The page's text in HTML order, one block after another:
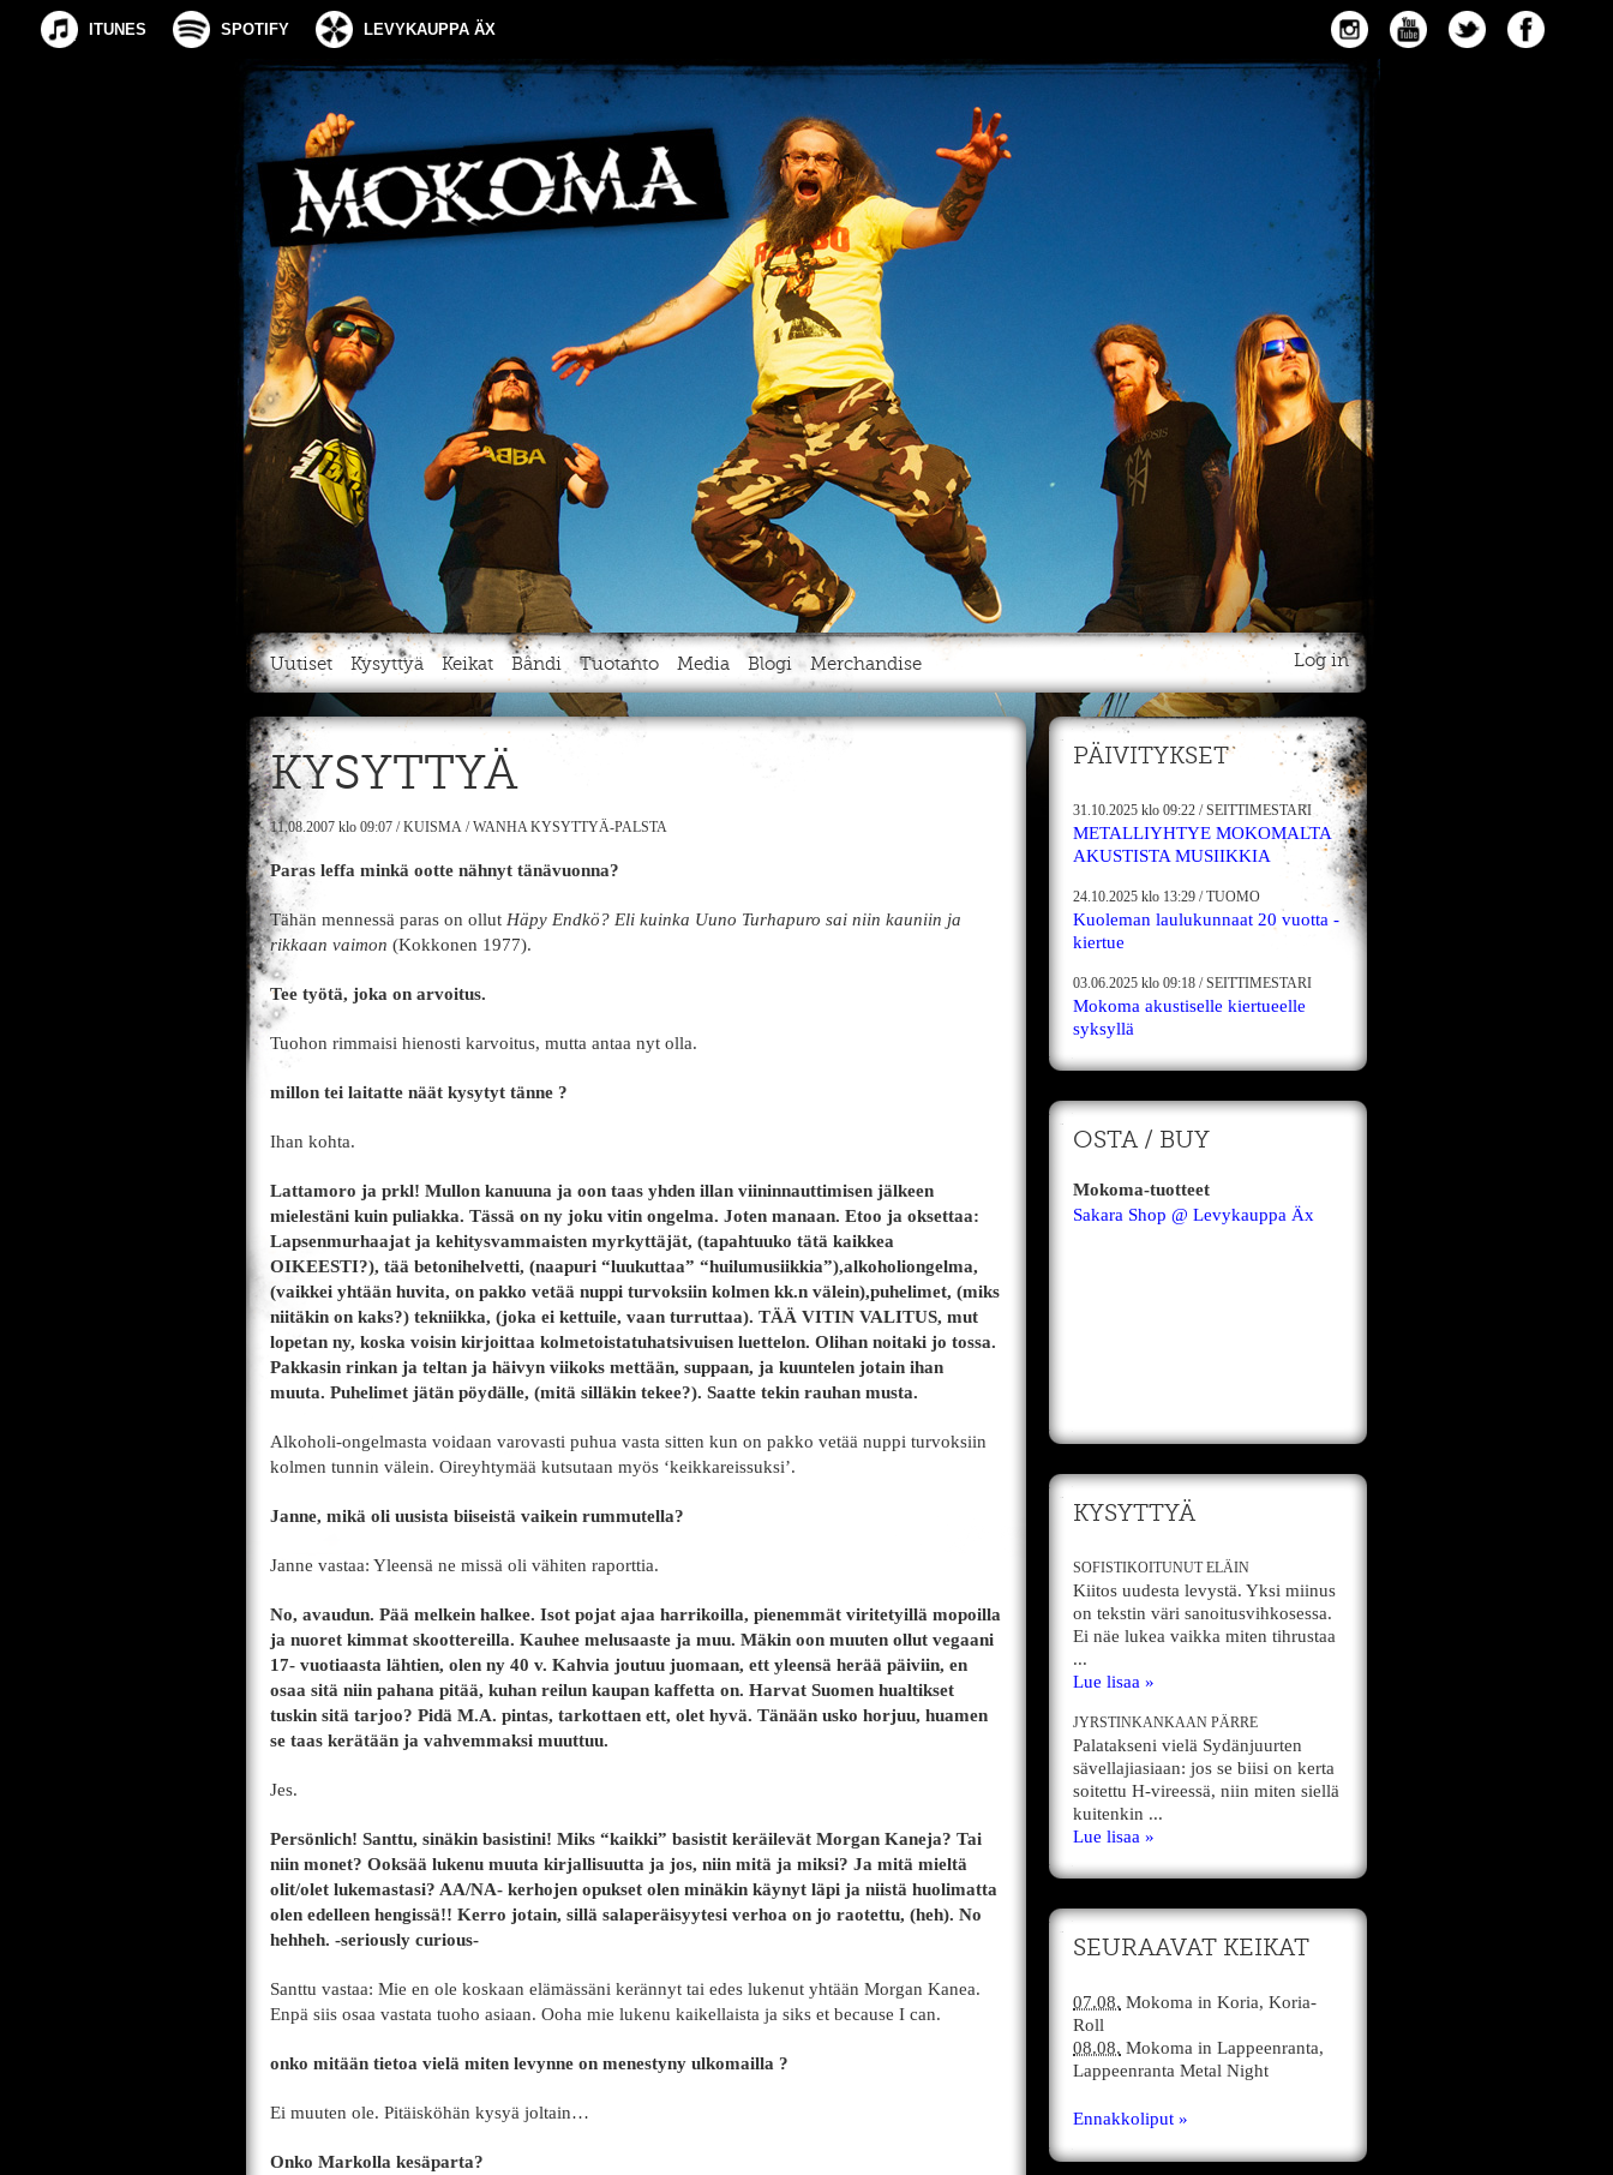
ITUNES SPOTIFY LEVYKAUPPA ÄX
Uutiset Kysyttyä Keikat Bändi Tuotanto Media Blogi Merchandise Log in
KYSYTTYÄ
11.08.2007 klo 09:07 /KUISMA /WANHA KYSYTTYÄ-PALSTA
Paras leffa minkä ootte nähnyt tänävuonna?
Tähän mennessä paras on ollut Häpy Endkö? Eli kuinka Uuno Turhapuro sai niin kauniin ja
rikkaan vaimon (Kokkonen 1977).
Tee työtä, joka on arvoitus.
Tuohon rimmaisi hienosti karvoitus, mutta antaa nyt olla.
millon tei laitatte näät kysytyt tänne ?
Ihan kohta.
Lattamoro ja prkl! Mullon kanuuna ja oon taas yhden illan viininnauttimisen jälkeen
mielestäni kuin puliakka. Tässä on ny joku vitin ongelma. Joten manaan. Etoo ja oksettaa:
Lapsenmurhaajat ja kehitysvammaisten myrkyttäjät, (tapahtuuko tätä kaikkea
OIKEESTI?), tää betonihelvetti, (naapuri “luukuttaa” “huilumusiikkia”),alkoholiongelma,
(vaikkei yhtään huvita, on pakko vetää nuppi turvoksiin kolmen kk.n välein),puhelimet, (miks
niitäkin on kaks?) tekniikka, (joka ei kettuile, vaan turruttaa). TÄÄ VITIN VALITUS, mut
lopetan ny, koska voisin kirjoittaa kolmetoistatuhatsivuisen luettelon. Olihan noitaki jo tossa.
Pakkasin rinkan ja teltan ja häivyn viikoks mettään, suppaan, ja kuuntelen jotain ihan
muuta. Puhelimet jätän pöydälle, (mitä silläkin tekee?). Saatte tekin rauhan musta.
Alkoholi-ongelmasta voidaan varovasti puhua vasta sitten kun on pakko vetää nuppi turvoksiin
kolmen tunnin välein. Oireyhtymää kutsutaan myös ‘keikkareissuksi’.
Janne, mikä oli uusista biiseistä vaikein rummutella?
Janne vastaa: Yleensä ne missä oli vähiten raporttia.
No, avaudun. Pää melkein halkee. Isot pojat ajaa harrikoilla, pienemmät viritetyillä mopoilla
ja nuoret kimmat skoottereilla. Kauhee melusaaste ja muu. Mäkin oon muuten ollut vegaani
17- vuotiaasta lähtien, olen ny 40 v. Kahvia joutuu juomaan, ett yleensä herää päiviin, en
osaa sitä niin pahana pitää, kuhan reilun kaupan kaffetta on. Harvat Suomen hualtikset
tuskin sitä tarjoo? Pidä M.A. pintas, tarkottaen ett, olet hyvä. Tänään usko horjuu, huamen
se taas kerätään ja vahvemmaksi muuttuu.
Jes.
Persönlich! Santtu, sinäkin basistini! Miks “kaikki” basistit keräilevät Morgan Kaneja? Tai
niin monet? Ooksää lukenu muuta kirjallisuutta ja jos, niin mitä ja miksi? Ja mitä mieltä
olit/olet lukemastasi? AA/NA- kerhojen opukset olen minäkin käynyt läpi ja niistä huolimatta
olen edelleen hengissä!! Kerro jotain, sillä salaperäisyytesi verhoa on jo raotettu, (heh). No
hehheh. -seriously curious-
Santtu vastaa: Mie en ole koskaan elämässäni kerännyt tai edes lukenut yhtään Morgan Kanea.
Enpä siis osaa vastata tuoho asiaan. Ooha mie lukenu kaikellaista ja siks et because I can.
onko mitään tietoa vielä miten levynne on menestyny ulkomailla ?
Ei muuten ole. Pitäisköhän kysyä joltain…
Onko Markolla kesäparta?
PÄIVITYKSET
31.10.2025 klo 09:22 /SEITTIMESTARI
METALLIYHTYE MOKOMALTA
AKUSTISTA MUSIIKKIA
24.10.2025 klo 13:29 /TUOMO
Kuoleman laulukunnaat 20 vuotta -
kiertue
03.06.2025 klo 09:18 /SEITTIMESTARI
Mokoma akustiselle kiertueelle
syksyllä
OSTA / BUY
Mokoma-tuotteet
Sakara Shop @ Levykauppa Äx
KYSYTTYÄ
SOFISTIKOITUNUT ELÄIN
Kiitos uudesta levystä. Yksi miinus
on tekstin väri sanoitusvihkosessa.
Ei näe lukea vaikka miten tihrustaa
...
Lue lisaa »
JYRSTINKANKAAN PÄRRE
Palatakseni vielä Sydänjuurten
sävellajiasiaan: jos se biisi on kerta
soitettu H-vireessä, niin miten siellä
kuitenkin ...
Lue lisaa »
SEURAAVAT KEIKAT
07.08. Mokoma in Koria, Koria-
Roll
08.08. Mokoma in Lappeenranta,
Lappeenranta Metal Night
Ennakkoliput »